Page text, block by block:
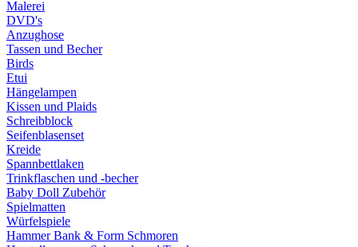
Malerei
DVD's
Anzughose
Tassen und Becher
Birds
Etui
Hängelampen
Kissen und Plaids
Schreibblock
Seifenblasenset
Kreide
Spannbettlaken
Trinkflaschen und -becher
Baby Doll Zubehör
Spielmatten
Würfelspiele
Hammer Bank & Form Schmoren